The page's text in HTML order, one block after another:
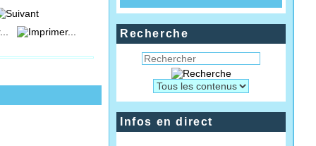
Recherche
Infos en direct